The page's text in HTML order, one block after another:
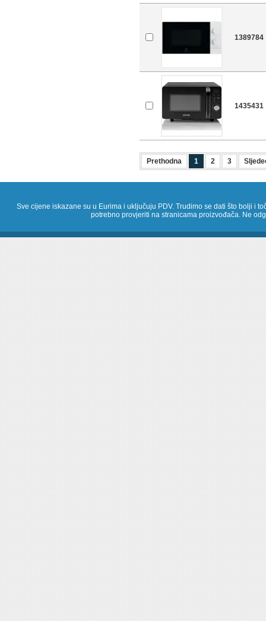
1389784
1435431
Prethodna 1 2 3
Sve cijene iskazane su u Eurima i uključuju PDV. Trudimo se dati što bolji i
potrebno provjeriti na stranicama proizvođača. Ne